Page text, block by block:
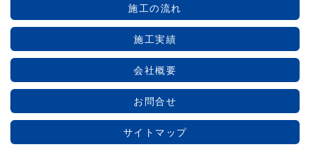
施工の流れ
施工実績
会社概要
お問合せ
サイトマップ